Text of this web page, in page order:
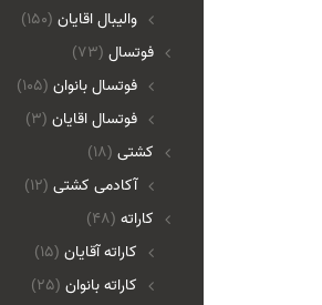
واليبال اقايان (150)
(73) فوتسال
فوتسال بانوان (105)
فوتسال اقايان (3)
(18) کشتی
آکادمی کشتی (12)
(48) کاراته
کاراته آقایان (15)
کاراته بانوان (25)